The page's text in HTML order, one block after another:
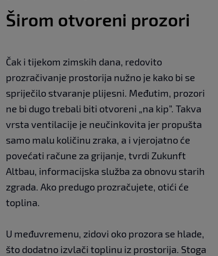
Širom otvoreni prozori
Čak i tijekom zimskih dana, redovito
prozračivanje prostorija nužno je kako bi se
spriječilo stvaranje plijesni. Međutim, prozori
ne bi dugo trebali biti otvoreni „na kip”. Takva
vrsta ventilacije je neučinkovita jer propušta
samo malu količinu zraka, a i vjerojatno će
povećati račune za grijanje, tvrdi Zukunft
Altbau, informacijska služba za obnovu starih
zgrada. Ako predugo prozračujete, otići će
toplina.
U međuvremenu, zidovi oko prozora se hlade,
što dodatno izvlači toplinu iz prostorija. Stoga